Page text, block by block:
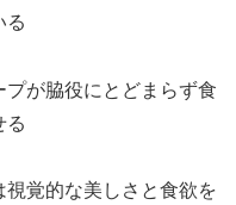
る
プが脇役にとどまらず食
る
視覚的な美しさと食欲を